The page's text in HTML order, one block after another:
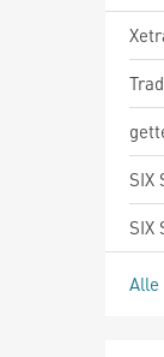
SIX
SIX
Alle